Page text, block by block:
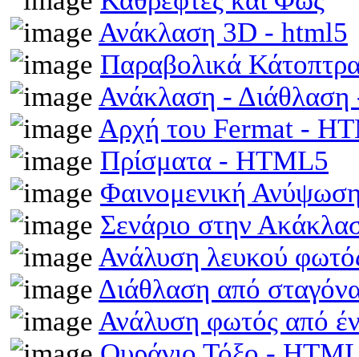
Ανάκλαση 3D - html5
Παραβολικά
Ανάκλαση -
Αρχή του Fermat -
Πρίσματα - HTML5
Φαινομενική
Σενάριο στην
Ανάλυση λευκού
Διάθλαση από
Ανάλυση φωτός από